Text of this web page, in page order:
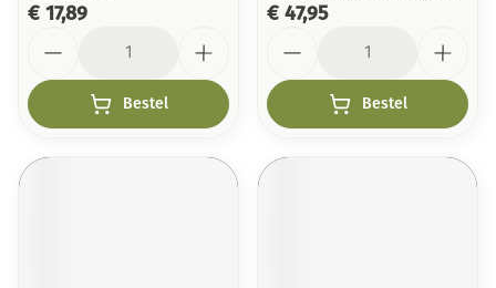
€ 17,89
Bestel
€ 47,95
Bestel